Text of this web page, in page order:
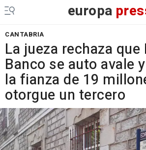
europa
CANTABRIA
La jueza rechaza que
Banco se auto avale
la fianza de 19
otorgue un tercero